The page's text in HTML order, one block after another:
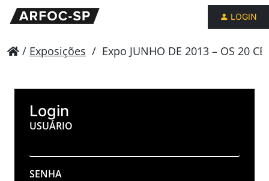
LOGIN
/ Exposições / Expo JUNHO DE 2013 – OS 20
Login
USUÁRIO
SENHA